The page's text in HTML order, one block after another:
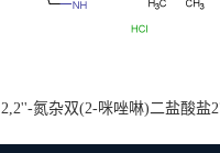
2,2''-氮杂双(2-咪唑啉)二盐酸盐